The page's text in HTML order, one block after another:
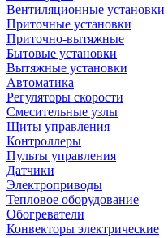
Вентиляционные установки
Приточные установки
Приточно-вытяжные
Бытовые установки
Вытяжные установки
Автоматика
Регуляторы скорости
Смесительные узлы
Щиты управления
Контроллеры
Пульты управления
Датчики
Электроприводы
Тепловое оборудование
Обогреватели
Конвекторы электрические